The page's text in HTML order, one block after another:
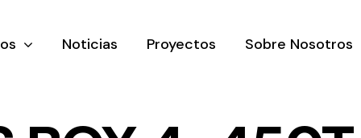
Noticias Proyectos Sobre Nosotros